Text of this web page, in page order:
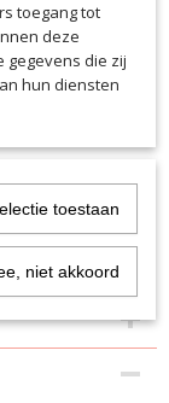
toegang tot
deze
gegevens die zij
hun diensten
toestaan
niet akkoord